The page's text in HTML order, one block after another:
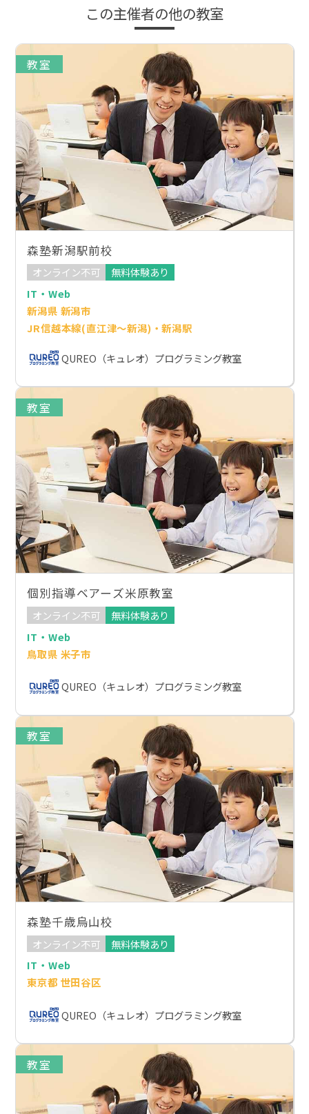
この主催者の他の教室
教室
森塾新潟駅前校
オンライン不可
無料体験あり
IT・Web
新潟県 新潟市
JR信越本線(直江津～新潟)・新潟駅
QUREO（キュレオ）プログラミング教室
教室
個別指導ベアーズ米原教室
オンライン不可
無料体験あり
IT・Web
鳥取県 米子市
QUREO（キュレオ）プログラミング教室
教室
森塾千歳烏山校
オンライン不可
無料体験あり
IT・Web
東京都 世田谷区
QUREO（キュレオ）プログラミング教室
教室